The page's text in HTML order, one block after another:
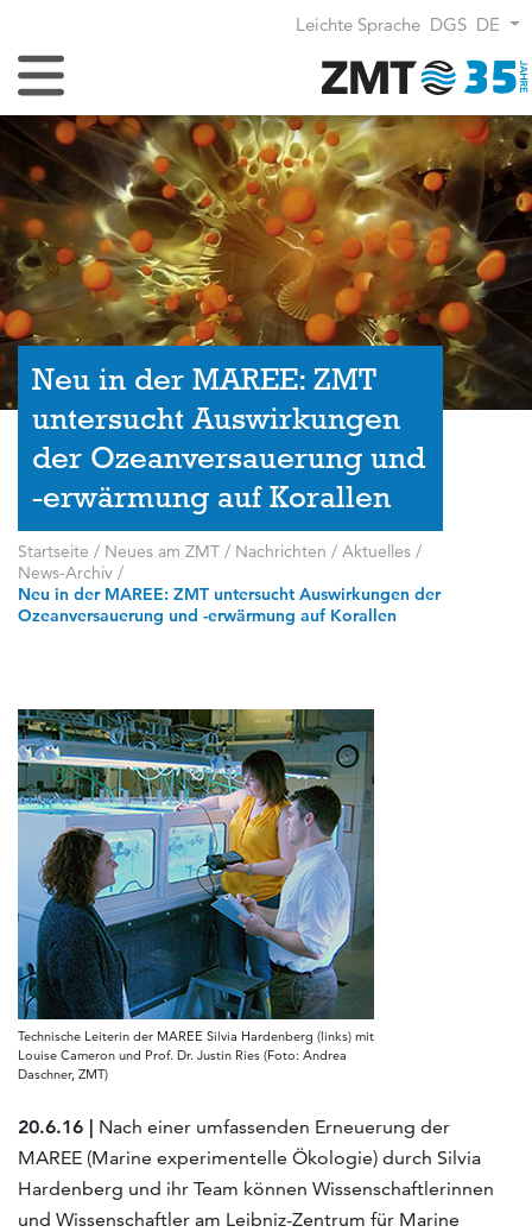
Leichte Sprache DGS DE
Navigation umschalten
Neu in der MAREE: ZMT
untersucht Auswirkungen
der Ozeanversauerung und
-erwärmung auf Korallen
Startseite / Neues am ZMT / Nachrichten / Aktuelles /
News-Archiv /
Neu in der MAREE: ZMT untersucht Auswirkungen der
Ozeanversauerung und -erwärmung auf Korallen
Technische Leiterin der MAREE Silvia Hardenberg (links) mit
Louise Cameron und Prof. Dr. Justin Ries (Foto: Andrea
Daschner, ZMT)
20.6.16 | Nach einer umfassenden Erneuerung der
MAREE (Marine experimentelle Ökologie) durch Silvia
Hardenberg und ihr Team können Wissenschaftlerinnen
und Wissenschaftler am Leibniz-Zentrum für Marine